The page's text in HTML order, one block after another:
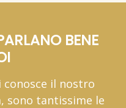
BENE
conosce il nostro
sono tantissime le